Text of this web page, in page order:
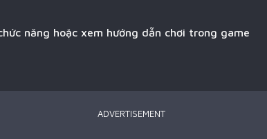
năng hoặc xem hướng dẫn chơi trong game
ADVERTISEMENT